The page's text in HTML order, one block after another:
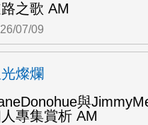
之歌 AM
07/09
燦爛
與
專集賞析 AM